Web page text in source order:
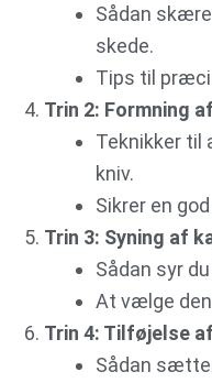
Sådan
skede.
Tips til
Trin 2: Formning
Teknikker til
kniv.
Sikrer en
Trin 3: Syning af
Sådan syr
At vælge
Trin 4: Tilføjelse
Sådan